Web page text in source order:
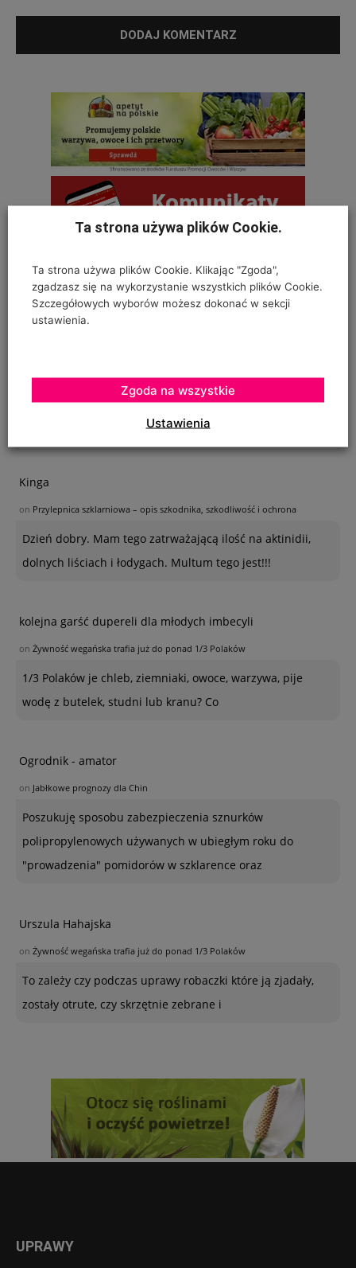
OSTATNIE KOMENTARZE
Na szczepionym wiązie zaczęły wyrastać dzikie pędy w
bardzo dużej ilości. Co z nimi należy
Kinga
on Przylepnica szklarniowa – opis szkodnika, szkodliwość i ochrona
Dzień dobry. Mam tego zatrważającą ilość na aktinidii,
dolnych liściach i łodygach. Multum tego jest!!!
kolejna garść dupereli dla młodych imbecyli
on Żywność wegańska trafia już do ponad 1/3 Polaków
1/3 Polaków je chleb, ziemniaki, owoce, warzywa, pije
wodę z butelek, studni lub kranu? Co
Ogrodnik - amator
on Jabłkowe prognozy dla Chin
Poszukuję sposobu zabezpieczenia sznurków
polipropylenowych używanych w ubiegłym roku do
"prowadzenia" pomidorów w szklarence oraz
Urszula Hahajska
on Żywność wegańska trafia już do ponad 1/3 Polaków
To zależy czy podczas uprawy robaczki które ją zjadały,
zostały otrute, czy skrzętnie zebrane i
UPRAWY
Ta strona używa plików Cookie.
Ta strona używa plików Cookie. Klikając "Zgoda",
zgadzasz się na wykorzystanie wszystkich plików Cookie.
Szczegółowych wyborów możesz dokonać w sekcji
ustawienia.
Ustawienia
Zgoda na wszystkie